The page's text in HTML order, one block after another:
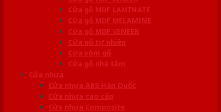
Cửa gỗ MDF LAMINATE
Cửa gỗ MDF MELAMINE
Cửa gỗ MDF VENEER
Cửa gỗ tự nhiên
Cửa vòm gỗ
Cửa gỗ nhà tắm
Cửa nhựa
Cửa nhựa ABS Hàn Quốc
Cửa nhựa cao cấp
Cửa nhựa Composite